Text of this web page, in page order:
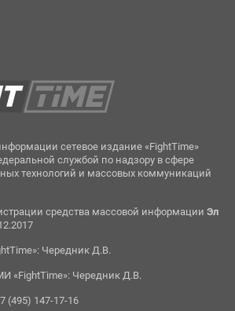
сетевое издание «FightTime»
службой по надзору в сфере
технологий и массовых коммуникаций
средства массовой информации Эл
Чередник Д.В.
«FightTime»: Чередник Д.В.
(495) 147-17-16